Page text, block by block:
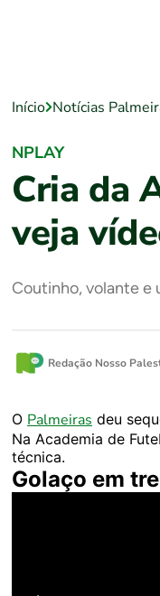
Início Notícias
NPLAY
Cria da
veja
Coutinho, volante e
Redação Nosso
O Palmeiras deu
Na Academia de
técnica.
Golaço em